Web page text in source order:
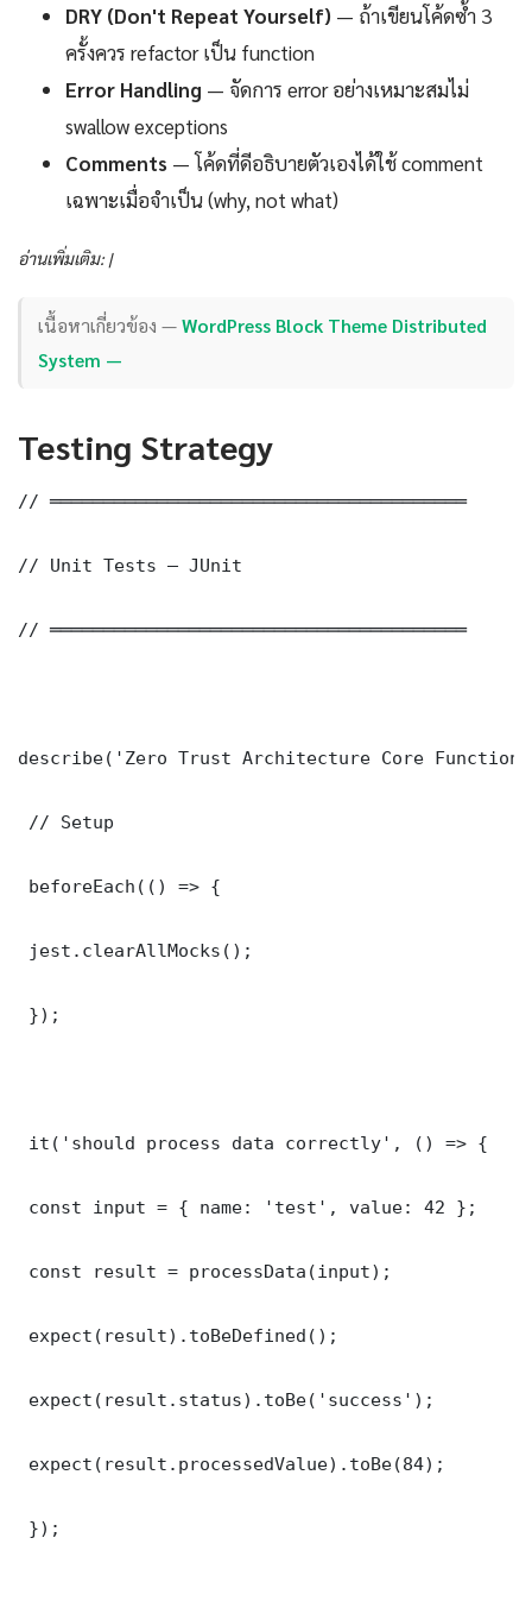
DRY (Don't Repeat Yourself) — ถ้าเขียนโค้ดซ้ำ 3
ครั้งควร refactor เป็น function
Error Handling — จัดการ error อย่างเหมาะสมไม่
swallow exceptions
Comments — โค้ดที่ดีอธิบายตัวเองได้ใช้ comment
เฉพาะเมื่อจำเป็น (why, not what)
อ่านเพิ่มเติม: |
เนื้อหาเกี่ยวข้อง —WordPress Block Theme Distributed
System —
Testing Strategy
// ═══════════════════════════════════════
// Unit Tests — JUnit
// ═══════════════════════════════════════
describe('Zero Trust Architecture Core
// Setup
beforeEach(() => {
jest.clearAllMocks();
});
it('should process data correctly', () => {
const input = { name: 'test', value: 42 };
const result = processData(input);
expect(result).toBeDefined();
expect(result.status).toBe('success');
expect(result.processedValue).toBe(84);
});